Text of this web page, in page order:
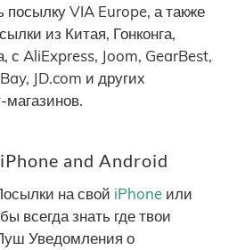
посылку VIA Europe, а также
из Китая, Гонконга,
с AliExpress, Joom, GearBest,
JD.com и других
магазинов.
and Android
на свой iPhone или
всегда знать где твои
Уведомления о